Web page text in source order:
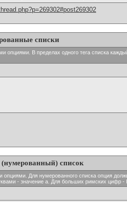
списки
опциями. В пределах одного тега списка
список
опциями. Для нумерованного списка опция
- значение а. Для больших римских цифр -